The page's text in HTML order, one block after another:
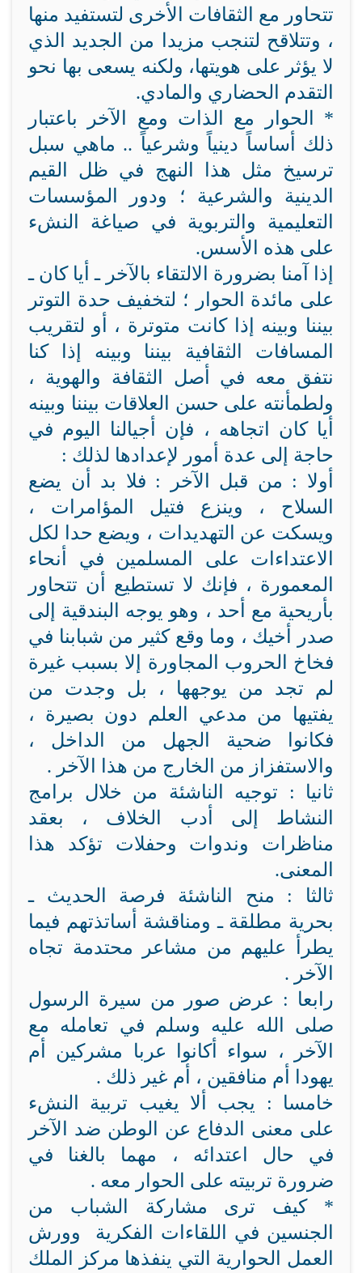
تتحاور مع الثقافات الأخرى لتستفيد منها
، وتتلاقح لتنجب مزيدا من الجديد الذي
لا يؤثر على هويتها، ولكنه يسعى بها نحو
التقدم الحضاري والمادي.
* الحوار مع الذات ومع الآخر باعتبار
ذلك أساساً دينياً وشرعياً .. ماهي سبل
ترسيخ مثل هذا النهج في ظل القيم
الدينية والشرعية ؛ ودور المؤسسات
التعليمية والتربوية في صياغة النشء
على هذه الأسس.
إذا آمنا بضرورة الالتقاء بالآخر ـ أيا كان ـ
على مائدة الحوار ؛ لتخفيف حدة التوتر
بيننا وبينه إذا كانت متوترة ، أو لتقريب
المسافات الثقافية بيننا وبينه إذا كنا
نتفق معه في أصل الثقافة والهوية ،
ولطمأنته على حسن العلاقات بيننا وبينه
أيا كان اتجاهه ، فإن أجيالنا اليوم في
حاجة إلى عدة أمور لإعدادها لذلك :
أولا : من قبل الآخر : فلا بد أن يضع
السلاح ، وينزع فتيل المؤامرات ،
ويسكت عن التهديدات ، ويضع حدا لكل
الاعتداءات على المسلمين في أنحاء
المعمورة ، فإنك لا تستطيع أن تتحاور
بأريحية مع أحد ، وهو يوجه البندقية إلى
صدر أخيك ، وما وقع كثير من شبابنا في
فخاخ الحروب المجاورة إلا بسبب غيرة
لم تجد من يوجهها ، بل وجدت من
يفتيها من مدعي العلم دون بصيرة ،
فكانوا ضحية الجهل من الداخل ،
والاستفزاز من الخارج من هذا الآخر .
ثانيا : توجيه الناشئة من خلال برامج
النشاط إلى أدب الخلاف ، بعقد
مناظرات وندوات وحفلات تؤكد هذا
المعنى.
ثالثا : منح الناشئة فرصة الحديث ـ
بحرية مطلقة ـ ومناقشة أساتذتهم فيما
يطرأ عليهم من مشاعر محتدمة تجاه
الآخر .
رابعا : عرض صور من سيرة الرسول
صلى الله عليه وسلم في تعامله مع
الآخر ، سواء أكانوا عربا مشركين أم
يهودا أم منافقين ، أم غير ذلك .
خامسا : يجب ألا يغيب تربية النشء
على معنى الدفاع عن الوطن ضد الآخر
في حال اعتدائه ، مهما بالغنا في
ضرورة تربيته على الحوار معه .
* كيف ترى مشاركة الشباب من
الجنسين في اللقاءات الفكرية وورش
العمل الحوارية التي ينفذها مركز الملك